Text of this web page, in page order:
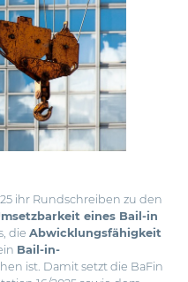
ihr Rundschreiben zu den
eines Bail-in
die Abwicklungsfähigkeit
Bail-in-
ist. Damit setzt die BaFin